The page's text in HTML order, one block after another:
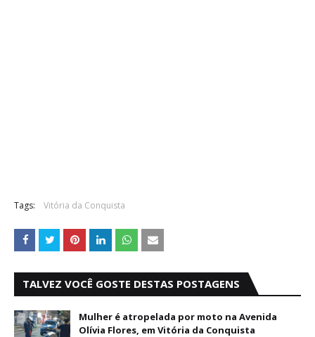
Tags: Vitória da Conquista
TALVEZ VOCÊ GOSTE DESTAS POSTAGENS
Mulher é atropelada por moto na Avenida
Olívia Flores, em Vitória da Conquista